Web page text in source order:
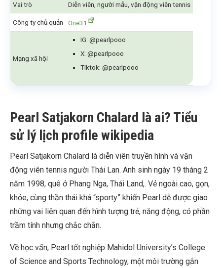
Vai trò Diễn viên, người mẫu, vận động viên tennis
Công ty chủ quản One31
Mạng xã hội
IG: @pearlpooo
X: @pearlpooo
Tiktok: @pearlpooo
Pearl Satjakorn Chalard là ai? Tiểu
sử lý lịch profile wikipedia
Pearl Satjakorn Chalard là diễn viên truyền hình và vận
động viên tennis người Thái Lan. Anh sinh ngày 19 tháng 2
năm 1998, quê ở Phang Nga, Thái Land,. Vẻ ngoài cao, gọn,
khỏe, cùng thần thái khá “sporty” khiến Pearl dễ được giao
những vai liên quan đến hình tượng trẻ, năng động, có phần
trầm tính nhưng chắc chắn.
Về học vấn, Pearl tốt nghiệp Mahidol University’s College
of Science and Sports Technology, một môi trường gắn